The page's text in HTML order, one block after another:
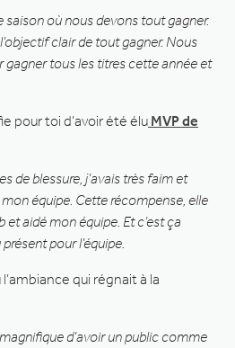
saison où nous devons tout gagner.
clair de tout gagner. Nous
gagner tous les titres cette année et
pour toi d’avoir été élu MVP de
de blessure, j’avais très faim et
équipe. Cette récompense, elle
et aidé mon équipe. Et c’est ça
pour l’équipe.
qui régnait à la
d’avoir un public comme